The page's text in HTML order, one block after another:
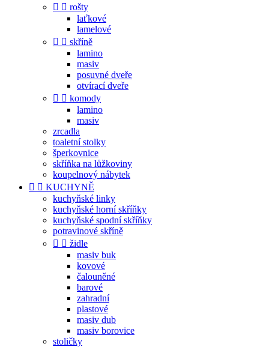
  rošty
laťkové
lamelové
  skříně
lamino
masiv
posuvné dveře
otvírací dveře
  komody
lamino
masiv
zrcadla
toaletní stolky
šperkovnice
skříňka na lůžkoviny
koupelnový nábytek
  KUCHYNĚ
kuchyňské linky
kuchyňské horní skříňky
kuchyňské spodní skříňky
potravinové skříně
  židle
masiv buk
kovové
čalouněné
barové
zahradní
plastové
masiv dub
masiv borovice
stoličky